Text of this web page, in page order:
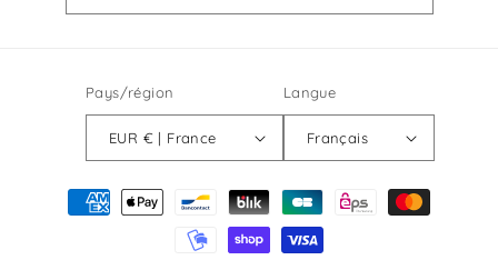
Pays/région
EUR € | France
Langue
Français
Moyens